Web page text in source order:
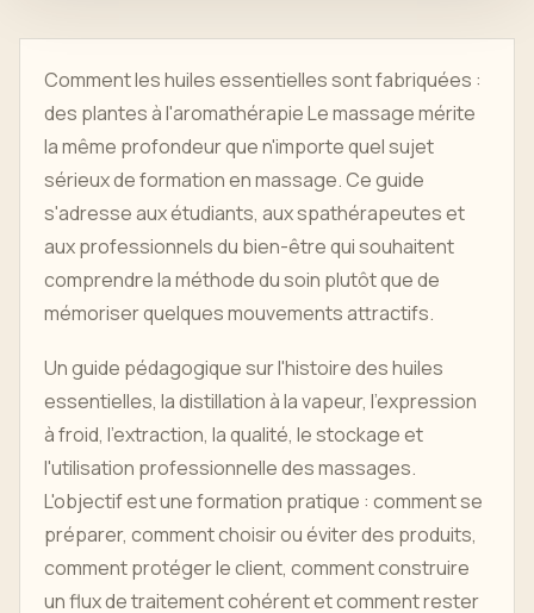
Comment les huiles essentielles sont fabriquées :
des plantes à l'aromathérapie Le massage mérite
la même profondeur que n'importe quel sujet
sérieux de formation en massage. Ce guide
s'adresse aux étudiants, aux spathérapeutes et
aux professionnels du bien-être qui souhaitent
comprendre la méthode du soin plutôt que de
mémoriser quelques mouvements attractifs.
Un guide pédagogique sur l'histoire des huiles
essentielles, la distillation à la vapeur, l'expression
à froid, l'extraction, la qualité, le stockage et
l'utilisation professionnelle des massages.
L'objectif est une formation pratique : comment se
préparer, comment choisir ou éviter des produits,
comment protéger le client, comment construire
un flux de traitement cohérent et comment rester